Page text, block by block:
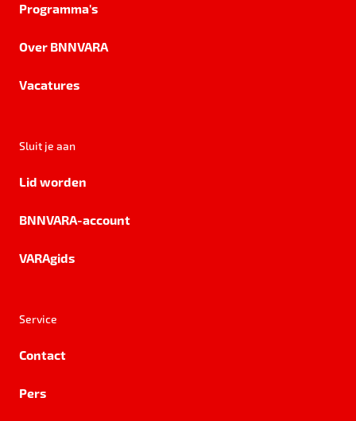
Programma's
Over BNNVARA
Vacatures
Sluit je aan
Lid worden
BNNVARA-account
VARAgids
Service
Contact
Pers